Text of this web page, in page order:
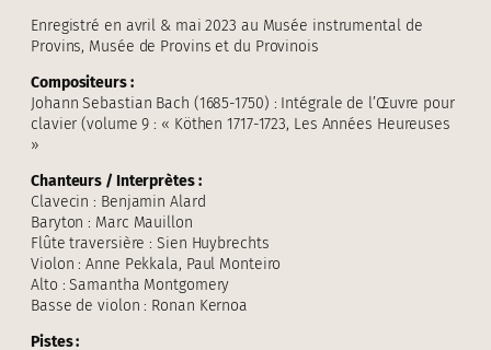
Enregistré en avril & mai 2023 au Musée instrumental de
Provins, Musée de Provins et du Provinois
Compositeurs :
Johann Sebastian Bach (1685-1750) : Intégrale de l’Œuvre pour
clavier (volume 9 : « Köthen 1717-1723, Les Années Heureuses
»
Chanteurs / Interprètes :
Clavecin : Benjamin Alard
Baryton : Marc Mauillon
Flûte traversière : Sien Huybrechts
Violon : Anne Pekkala, Paul Monteiro
Alto : Samantha Montgomery
Basse de violon : Ronan Kernoa
Pistes :